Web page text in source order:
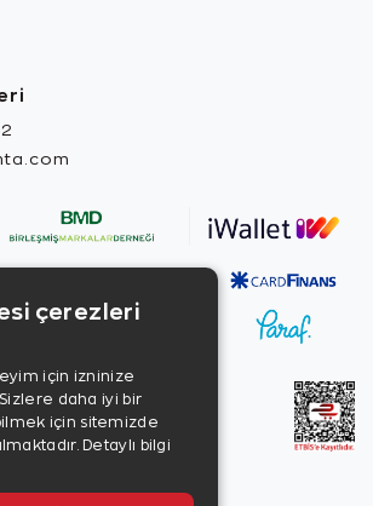
çerezleri
için izninize
Sizlere daha iyi bir
için sitemizde
Detaylı bilgi